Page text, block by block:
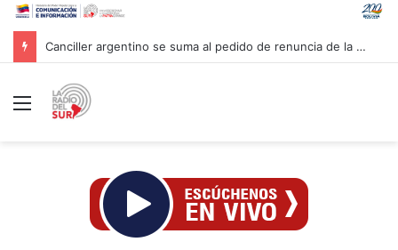
Venezuela y la firma global Miyamoto International evalúan proyectos para reforzar la resiliencia sísmica nacional
Menú